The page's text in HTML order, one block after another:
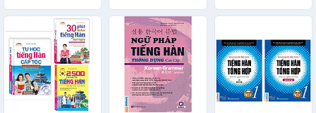
Sơ cấp 1 (Bản 4
màu)